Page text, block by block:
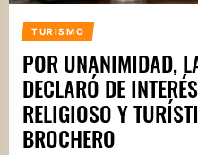
TURISMO
POR UNANIMIDAD,
DECLARÓ DE
RELIGIOSO Y
BROCHERO